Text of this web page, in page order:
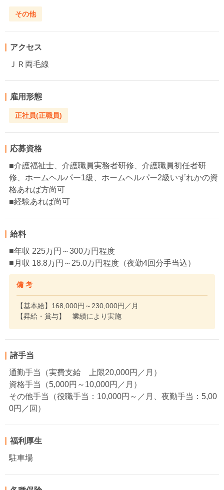
その他
アクセス
ＪＲ両毛線
雇用形態
正社員(正職員)
応募資格
■介護福祉士、介護職員実務者研修、介護職員初任者研
修、ホームヘルパー1級、ホームヘルパー2級いずれかの資
格あれば方尚可
■経験あれば尚可
給料
■年収 225万円～300万円程度
■月収 18.8万円～25.0万円程度（夜勤4回分手当込）
備 考
【基本給】168,000円～230,000円／月
【昇給・賞与】 業績により実施
諸手当
通勤手当（実費支給 上限20,000円／月）
資格手当（5,000円～10,000円／月）
その他手当（役職手当：10,000円～／月、夜勤手当：5,00
0円／回）
福利厚生
駐車場